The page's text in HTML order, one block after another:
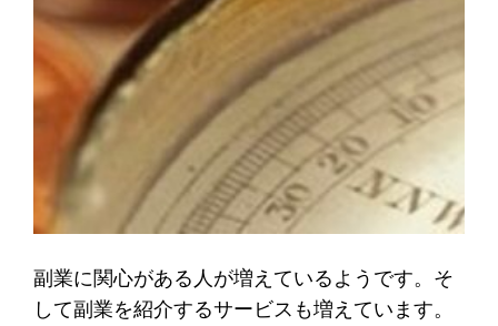
副業に関心がある人が増えているようです。そ
して副業を紹介するサービスも増えています。